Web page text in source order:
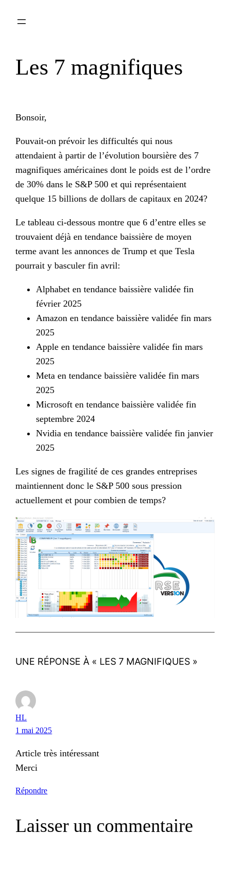
Les 7 magnifiques
Bonsoir,
Pouvait-on prévoir les difficultés qui nous
attendaient à partir de l’évolution boursière des 7
magnifiques américaines dont le poids est de l’ordre
de 30% dans le S&P 500 et qui représentaient
quelque 15 billions de dollars de capitaux en 2024?
Le tableau ci-dessous montre que 6 d’entre elles se
trouvaient déjà en tendance baissière de moyen
terme avant les annonces de Trump et que Tesla
pourrait y basculer fin avril:
Alphabet en tendance baissière validée fin
février 2025
Amazon en tendance baissière validée fin mars
2025
Apple en tendance baissière validée fin mars
2025
Meta en tendance baissière validée fin mars
2025
Microsoft en tendance baissière validée fin
septembre 2024
Nvidia en tendance baissière validée fin janvier
2025
Les signes de fragilité de ces grandes entreprises
maintiennent donc le S&P 500 sous pression
actuellement et pour combien de temps?
UNE RÉPONSE À « LES 7 MAGNIFIQUES »
HL
1 mai 2025
Article très intéressant
Merci
Répondre
Laisser un commentaire